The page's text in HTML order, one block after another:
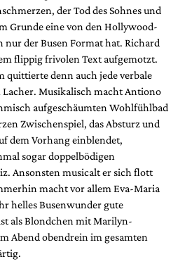
der Tod des Sohnes und
Grunde eine von den Hollywood-
nur der Busen Format hat. Richard
flippig frivolen Text aufgemotzt.
quittierte denn auch jede verbale
Musikalisch macht Antiono
aufgeschäumten Wohlfühlbad
Zwischenspiel, das Absturz und
dem Vorhang einblendet,
sogar doppelbödigen
Ansonsten musicalt er sich flott
macht vor allem Eva-Maria
helles Busenwunder gute
als Blondchen mit Marilyn-
Abend obendrein im gesamten